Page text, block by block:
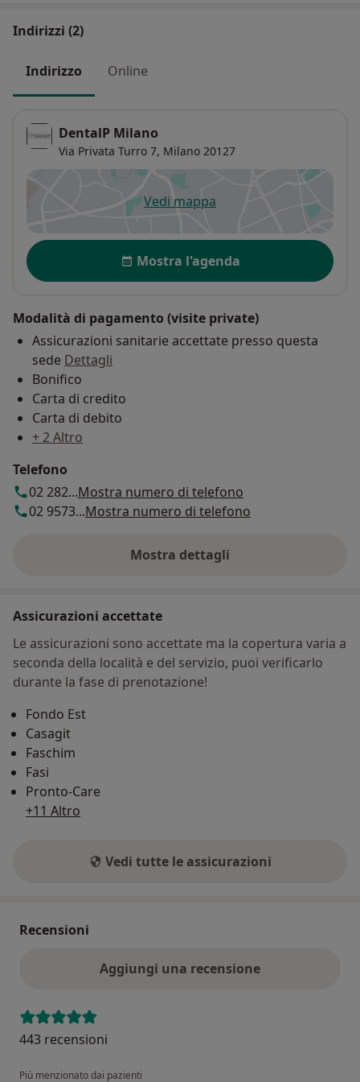
Indirizzi (2)
Indirizzo Online
DentalP Milano
Via Privata Turro 7, Milano 20127
Vedi mappasi apre in una nuova scheda
Disponibilità
Mostra l'agenda
Modalità di pagamento (visite private)
Assicurazioni sanitarie accettate presso questa
sede Dettagli
Bonifico
Carta di credito
Carta di debito
+ 2 Altro
Telefono
02 282...Mostra numero di telefono
02 9573...Mostra numero di telefono
Mostra dettagli
sull'indirizzo
Assicurazioni accettate
Le assicurazioni sono accettate ma la copertura varia a
seconda della località e del servizio, puoi verificarlo
durante la fase di prenotazione!
Fondo Est
Casagit
Faschim
Fasi
Pronto-Care
+11 Altro
Vedi tutte le assicurazioni
Recensioni
Aggiungi una recensione
443 recensioni
Più menzionato dai pazienti